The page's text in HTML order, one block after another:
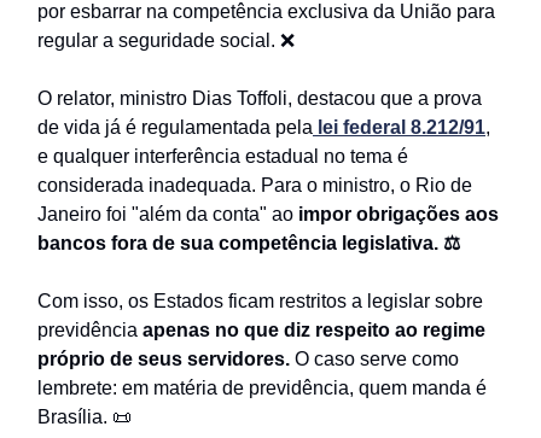
por esbarrar na competência exclusiva da União para
regular a seguridade social. ❌
O relator, ministro Dias Toffoli, destacou que a prova
de vida já é regulamentada pela lei federal 8.212/91,
e qualquer interferência estadual no tema é
considerada inadequada. Para o ministro, o Rio de
Janeiro foi "além da conta" ao impor obrigações aos
bancos fora de sua competência legislativa. ⚖️
Com isso, os Estados ficam restritos a legislar sobre
previdência apenas no que diz respeito ao regime
próprio de seus servidores. O caso serve como
lembrete: em matéria de previdência, quem manda é
Brasília. 📜